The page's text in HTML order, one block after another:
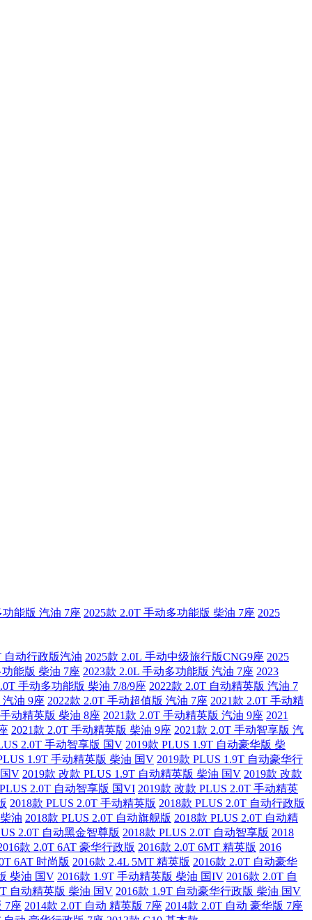
功能版 汽油 7座 2025款 2.0T 手动多功能版 柴油 7座 2025
自动行政版汽油 2025款 2.0L 手动中级旅行版CNG9座 2025
能版 柴油 7座 2023款 2.0L 手动多功能版 汽油 7座 2023
手动多功能版 柴油 7/8/9座 2022款 2.0T 自动精英版 汽油 7
汽油 9座 2022款 2.0T 手动超值版 汽油 7座 2021款 2.0T 手动精
动精英版 柴油 8座 2021款 2.0T 手动精英版 汽油 9座 2021
2021款 2.0T 手动精英版 柴油 9座 2021款 2.0T 手动智享版 汽
2.0T 手动智享版 国V 2019款 PLUS 1.9T 自动豪华版 柴
1.9T 手动精英版 柴油 国V 2019款 PLUS 1.9T 自动豪华行
V 2019款 改款 PLUS 1.9T 自动精英版 柴油 国V 2019款 改款
2.0T 自动智享版 国VI 2019款 改款 PLUS 2.0T 手动精英
2018款 PLUS 2.0T 手动精英版 2018款 PLUS 2.0T 自动行政版
油 2018款 PLUS 2.0T 自动旗舰版 2018款 PLUS 2.0T 自动精
2.0T 自动黑金智尊版 2018款 PLUS 2.0T 自动智享版 2018
款 2.0T 6AT 豪华行政版 2016款 2.0T 6MT 精英版 2016
6AT 时尚版 2016款 2.4L 5MT 精英版 2016款 2.0T 自动豪华
柴油 国V 2016款 1.9T 手动精英版 柴油 国IV 2016款 2.0T 自
自动精英版 柴油 国V 2016款 1.9T 自动豪华行政版 柴油 国V
7座 2014款 2.0T 自动 精英版 7座 2014款 2.0T 自动 豪华版 7座